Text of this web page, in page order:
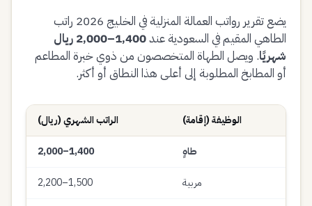
يضع تقرير رواتب العمالة المنزلية في الخليج 2026 راتب
الطاهي المقيم في السعودية عند
1,400–2,000 ريال
شهريًا. ويصل الطهاة المتخصصون من ذوي خبرة المطاعم
أو المطابخ المطلوبة إلى أعلى هذا النطاق أو أكثر.
الوظيفة (إقامة) الراتب الشهري (ريال)
طاهٍ 1,400–2,000
مربية 1,500–2,200